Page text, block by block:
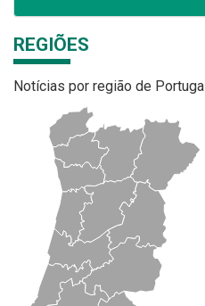
REGIÕES
Notícias por região de Portugal